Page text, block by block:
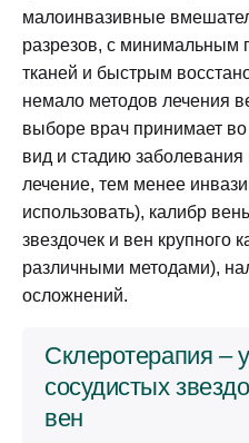
малоинвазивные
разрезов, с минимальным
тканей и быстрым
немало методов лечения
выборе врач принимает
вид и стадию
лечение, тем менее
использовать), калибр
звездочек и вен крупного
различными методами),
осложнений.
Склеротерапия –
сосудистых
вен